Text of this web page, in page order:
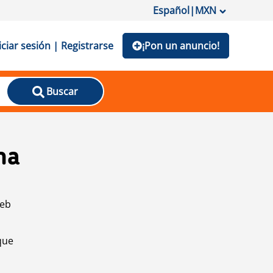
Español|MXN
sesión | Registrarse ¡Pon un anuncio!
Buscar